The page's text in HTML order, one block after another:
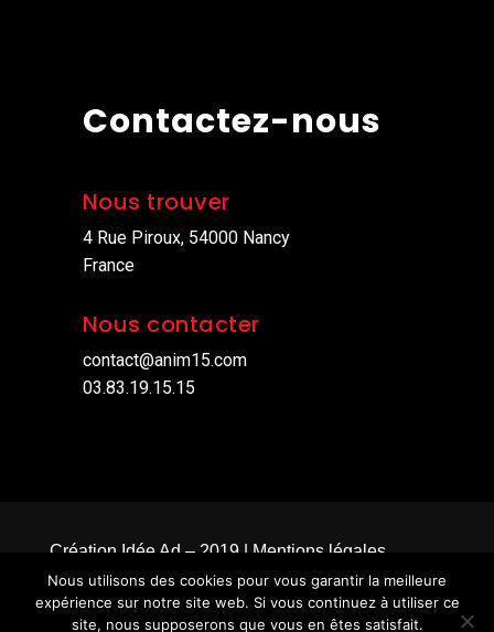
Contactez-nous
Nous trouver
4 Rue Piroux, 54000 Nancy
France
Nous contacter
contact@anim15.com
03.83.19.15.15
Création Idée Ad – 2019 | Mentions légales
Nous utilisons des cookies pour vous garantir la meilleure
expérience sur notre site web. Si vous continuez à utiliser ce
site, nous supposerons que vous en êtes satisfait.